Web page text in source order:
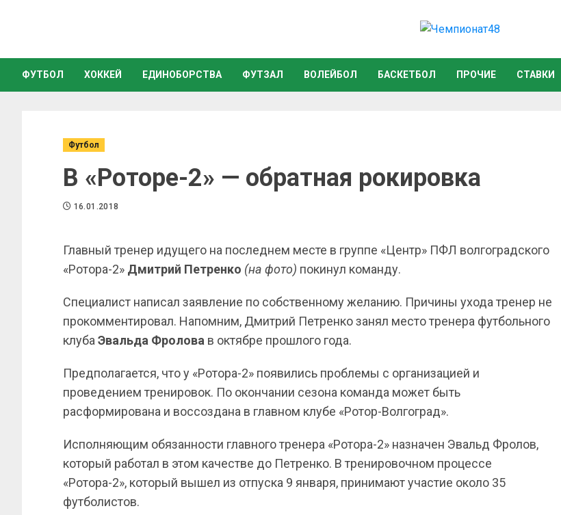
ФУТБОЛ ХОККЕЙ ЕДИНОБОРСТВА ФУТЗАЛ ВОЛЕЙБОЛ БАСКЕТБОЛ ПРОЧИЕ СТАВКИ
Футбол
В «Роторе-2» — обратная рокировка
16.01.2018
Главный тренер идущего на последнем месте в группе «Центр» ПФЛ волгоградского
«Ротора-2» Дмитрий Петренко (на фото) покинул команду.
Специалист написал заявление по собственному желанию. Причины ухода тренер не
прокомментировал. Напомним, Дмитрий Петренко занял место тренера футбольного
клуба Эвальда Фролова в октябре прошлого года.
Предполагается, что у «Ротора-2» появились проблемы с организацией и
проведением тренировок. По окончании сезона команда может быть
расформирована и воссоздана в главном клубе «Ротор-Волгоград».
Исполняющим обязанности главного тренера «Ротора-2» назначен Эвальд Фролов,
который работал в этом качестве до Петренко. В тренировочном процессе
«Ротора-2», который вышел из отпуска 9 января, принимают участие около 35
футболистов.